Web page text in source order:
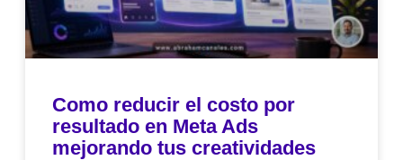
Como reducir el costo por
resultado en Meta Ads
mejorando tus creatividades